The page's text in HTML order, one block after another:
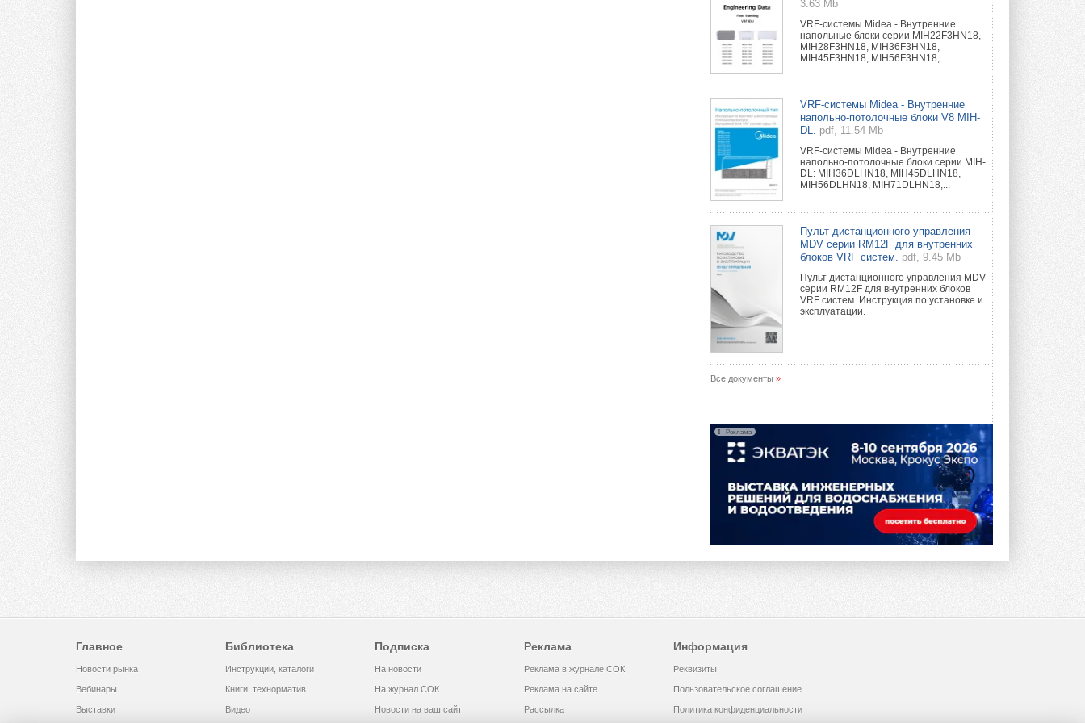
3.63 Mb
VRF-системы Midea - Внутренние
напольные блоки серии MIH22F3HN18,
MIH28F3HN18, MIH36F3HN18,
MIH45F3HN18, MIH56F3HN18,...
VRF-системы Midea - Внутренние
напольно-потолочные блоки V8 MIH-
DL.
pdf, 11.54 Mb
VRF-системы Midea - Внутренние
напольно-потолочные блоки серии MIH-
DL: MIH36DLHN18, MIH45DLHN18,
MIH56DLHN18, MIH71DLHN18,...
Пульт дистанционного управления
MDV серии RM12F для внутренних
блоков VRF систем.
pdf, 9.45 Mb
Пульт дистанционного управления MDV
серии RM12F для внутренних блоков
VRF систем. Инструкция по установке и
эксплуатации.
Все документы »
Реклама
Главное
Новости рынка
Вебинары
Выставки
Библиотека
Инструкции, каталоги
Книги, технорматив
Видео
Подписка
На новости
На журнал СОК
Новости на ваш сайт
Реклама
Реклама в журнале СОК
Реклама на сайте
Рассылка
Информация
Реквизиты
Пользовательское соглашение
Политика конфиденциальности